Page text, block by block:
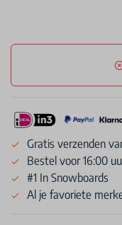
Gratis verzenden
Bestel voor 16:00
#1 In Snowboards
Al je favoriete